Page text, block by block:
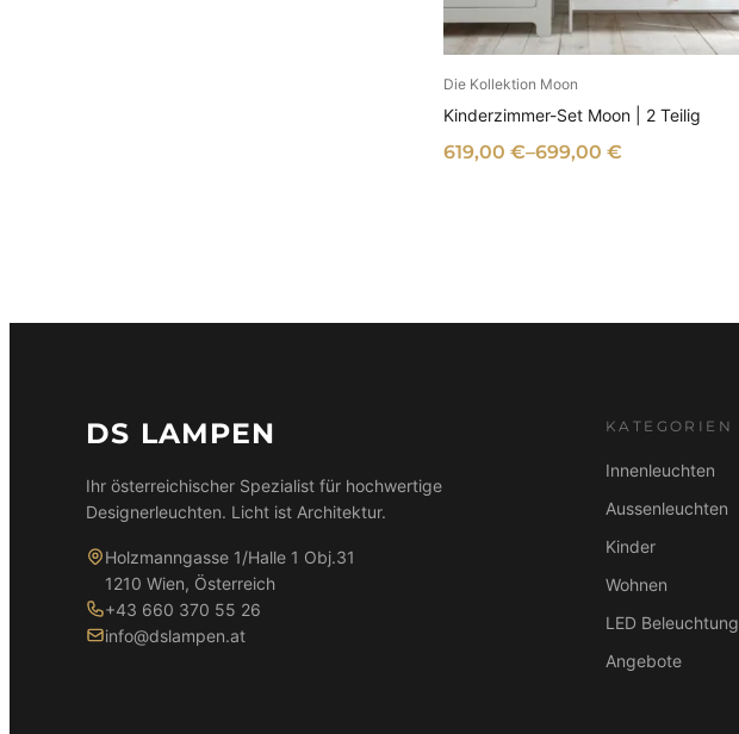
Die Kollektion Moon
Kinderzimmer-Set Moon | 2 Teilig
619,00 €–699,00 €
AUSFÜHRUNG WÄHLEN
DS LAMPEN
Ihr österreichischer Spezialist für hochwertige
Designerleuchten. Licht ist Architektur.
Holzmanngasse 1/Halle 1 Obj.31
1210 Wien, Österreich
+43 660 370 55 26
info@dslampen.at
KATEGORIEN
Innenleuchten
Aussenleuchten
Kinder
Wohnen
LED Beleuchtung
Angebote